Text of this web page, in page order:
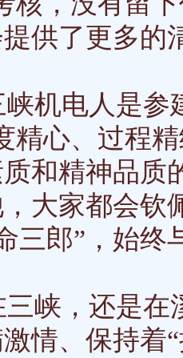
供了更多的
电人是参
精心、过程
和精神品质
大家都会钦
郎”，始终
，还是在
情、保持着